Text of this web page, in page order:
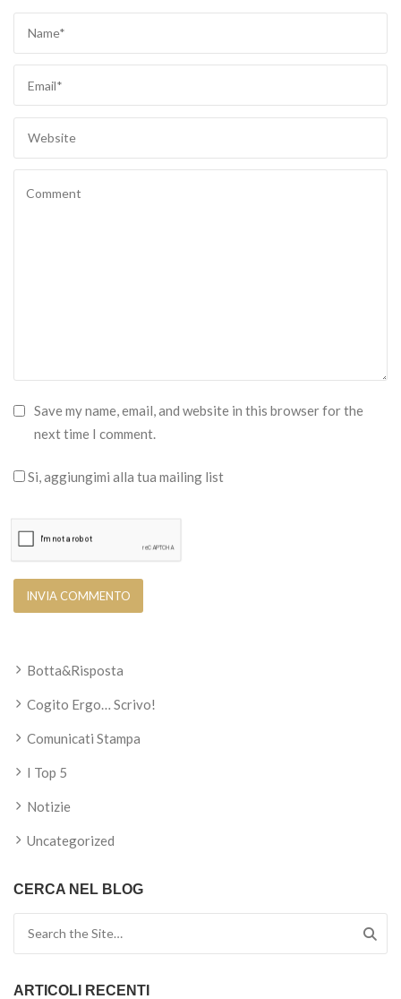
Save my name, email, and website in this browser for the
next time I comment.
Si, aggiungimi alla tua mailing list
Botta&Risposta
Cogito Ergo… Scrivo!
Comunicati Stampa
I Top 5
Notizie
Uncategorized
CERCA NEL BLOG
ARTICOLI RECENTI